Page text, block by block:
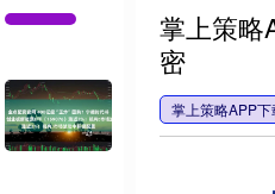
掌上策略
密
掌上策略APP下